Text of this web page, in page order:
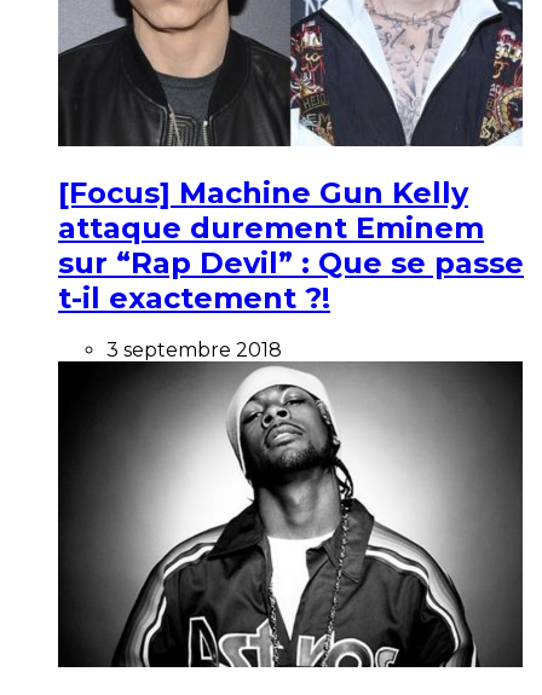
[Focus] Machine Gun Kelly
attaque durement Eminem
sur “Rap Devil” : Que se passe
t-il exactement ?!
3 septembre 2018